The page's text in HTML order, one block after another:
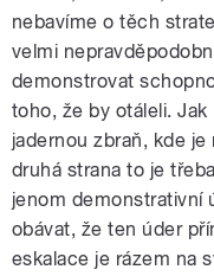
nebavíme o těch
velmi
demonstrovat
toho, že by otáleli.
jadernou zbraň, kde
druhá strana to je
jenom demonstrativní
obávat, že ten úder
eskalace je rázem na